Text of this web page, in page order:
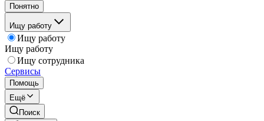
Понятно
Ищу работу
Ищу работу
Ищу работу
Ищу сотрудника
Сервисы
Помощь
Ещё
Поиск